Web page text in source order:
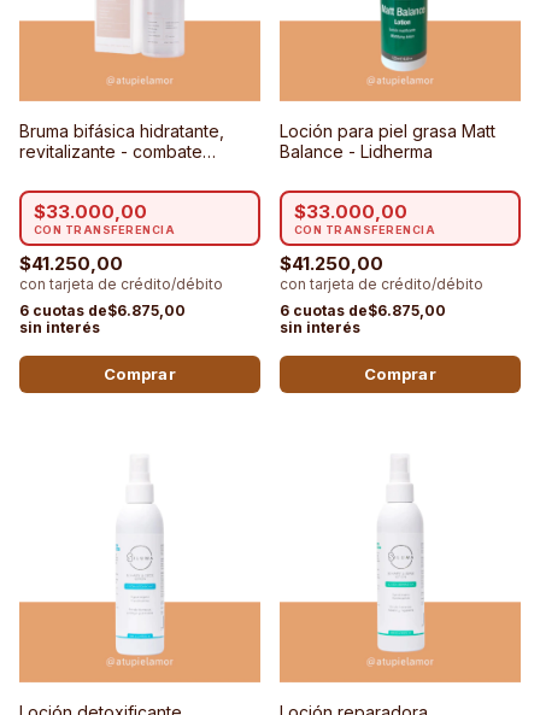
Bruma bifásica hidratante,
revitalizante - combate
TRUFFLES ESSENCE MIST
$41.250,00
$6.875,00
$33.000,00
Loción para piel grasa Matt
Balance - Lidherma
$41.250,00
$6.875,00
$33.000,00